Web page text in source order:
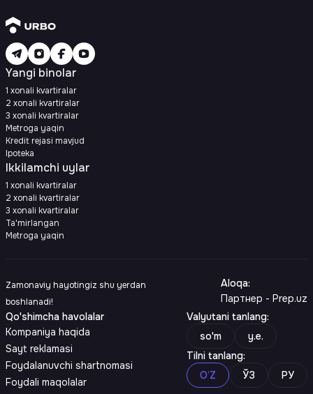
Yangi binolar
1 xonali kvartiralar
2 xonali kvartiralar
3 xonali kvartiralar
Metroga yaqin
Kredit rejasi mavjud
Ipoteka
Ikkilamchi uylar
1 xonali kvartiralar
2 xonali kvartiralar
3 xonali kvartiralar
Ta'mirlangan
Metroga yaqin
Zamonaviy hayotingiz shu yerdan
boshlanadi!
Aloqa:
Партнер - Prep.uz
Qo'shimcha havolalar
Kompaniya haqida
Sayt reklamasi
Foydalanuvchi shartnomasi
Foydali maqolalar
Valyutani tanlang:
so'm
y.e.
Tilni tanlang:
O‘Z
ЎЗ РУ